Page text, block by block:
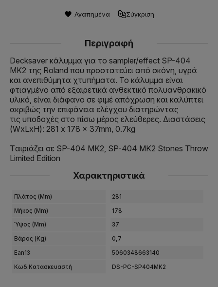
Αγαπημένα Σύγκριση
Περιγραφή
Decksaver κάλυμμα για το sampler/effect SP-404
MK2 της Roland που προστατεύει από σκόνη, υγρά
και ανεπιθύμητα χτυπήματα. Το κάλυμμα είναι
φτιαγμένο από εξαιρετικά ανθεκτικό πολυανθρακικό
υλικό, είναι διάφανο σε φιμέ απόχρωση και καλύπτει
ακριβώς την επιφάνεια ελέγχου διατηρώντας
τις υποδοχές στο πίσω μέρος ελεύθερες. Διαστάσεις
(WxLxH): 281 x 178 x 37mm, 0.7kg
Tαιριάζει σε SP-404 MK2, SP-404 MK2 Stones Throw
Limited Edition
Χαρακτηριστικά
Πλάτος (mm) 281
Μήκος (mm) 178
Ύψος (mm) 37
Βάρος (kg) 0,7
Ean13 5060348663140
Κωδ.Κατασκευαστή DS-PC-SP404MK2